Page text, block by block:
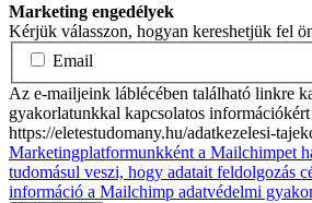
Marketing engedélyek
Kérjük válasszon, hogyan kereshetjük fel
Email
Az e-mailjeink láblécében található linkre
gyakorlatunkkal kapcsolatos
https://eletestudomany.hu/adatkezelesi-
Marketingplatformunkként a Mailchimpet
tudomásul veszi, hogy adatait feldolgozás
információ a Mailchimp adatvédelmi